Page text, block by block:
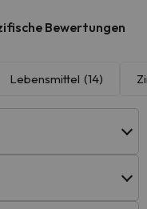
Bewertungen
Lebensmittel (14)